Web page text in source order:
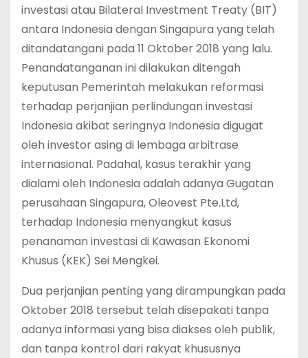
investasi atau Bilateral Investment Treaty (BIT)
antara Indonesia dengan Singapura yang telah
ditandatangani pada 11 Oktober 2018 yang lalu.
Penandatanganan ini dilakukan ditengah
keputusan Pemerintah melakukan reformasi
terhadap perjanjian perlindungan investasi
Indonesia akibat seringnya Indonesia digugat
oleh investor asing di lembaga arbitrase
internasional. Padahal, kasus terakhir yang
dialami oleh Indonesia adalah adanya Gugatan
perusahaan Singapura, Oleovest Pte.Ltd,
terhadap Indonesia menyangkut kasus
penanaman investasi di Kawasan Ekonomi
Khusus (KEK) Sei Mengkei.
Dua perjanjian penting yang dirampungkan pada
Oktober 2018 tersebut telah disepakati tanpa
adanya informasi yang bisa diakses oleh publik,
dan tanpa kontrol dari rakyat khususnya